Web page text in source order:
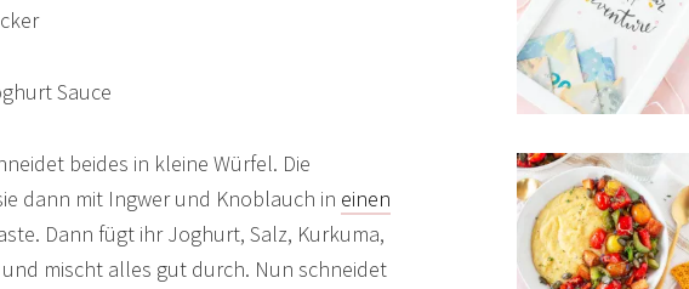
beides in kleine Würfel. Die
dann mit Ingwer und Knoblauch in einen
Dann fügt ihr Joghurt, Salz, Kurkuma,
mischt alles gut durch. Nun schneidet